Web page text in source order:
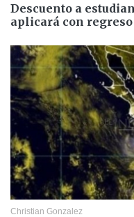
Descuento a
aplicará con
Christian Gonzalez